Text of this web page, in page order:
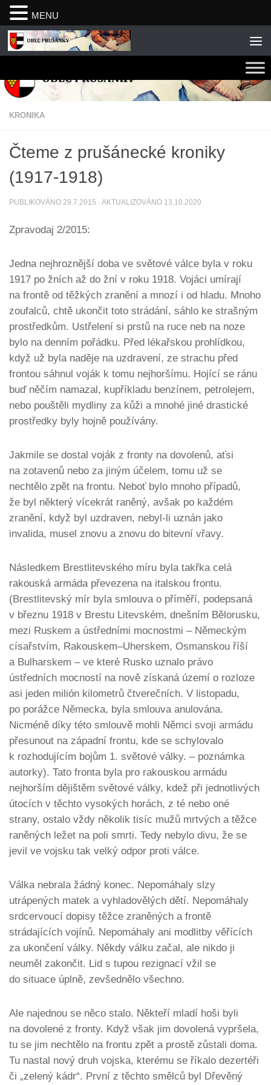
Skip to content
KRONIKA
Čteme z prušánecké kroniky
(1917-1918)
PUBLIKOVÁNO 29.7.2015 · AKTUALIZOVÁNO 13.10.2020
Zpravodaj 2/2015:
Jedna nejhroznější doba ve světové válce byla v roku
1917 po žních až do žní v roku 1918. Vojáci umírají
na frontě od těžkých zranění a mnozí i od hladu. Mnoho
zoufalců, chtě ukončit toto strádání, sáhlo ke strašným
prostředkům. Ustřelení si prstů na ruce neb na noze
bylo na denním pořádku. Před lékařskou prohlídkou,
když už byla naděje na uzdravení, ze strachu před
frontou sáhnul voják k tomu nejhoršímu. Hojící se ránu
buď něčím namazal, kupříkladu benzínem, petrolejem,
nebo pouštěli mydliny za kůži a mnohé jiné drastické
prostředky byly hojně používány.
Jakmile se dostal voják z fronty na dovolenů, aťsi
na zotavenů nebo za jiným účelem, tomu už se
nechtělo zpět na frontu. Neboť bylo mnoho případů,
že byl některý vícekrát raněný, avšak po každém
zranění, když byl uzdraven, nebyl-li uznán jako
invalida, musel znovu a znovu do bitevní vřavy.
Následkem Brestlitevského míru byla takřka celá
rakouská armáda převezena na italskou frontu.
(Brestlitevský mír byla smlouva o příměří, podepsaná
v březnu 1918 v Brestu Litevském, dnešním Bělorusku,
mezi Ruskem a ústředními mocnostmi – Německým
císařstvím, Rakouskem–Uherskem, Osmanskou říší
a Bulharskem – ve které Rusko uznalo právo
ústředních mocností na nově získaná území o rozloze
asi jeden milión kilometrů čtverečních. V listopadu,
po porážce Německa, byla smlouva anulována.
Nicméně díky této smlouvě mohli Němci svoji armádu
přesunout na západní frontu, kde se schylovalo
k rozhodujícím bojům 1. světové války. – poznámka
autorky). Tato fronta byla pro rakouskou armádu
nejhorším dějištěm světové války, kdež při jednotlivých
útocích v těchto vysokých horách, z té nebo oné
strany, ostalo vždy několik tisíc mužů mrtvých a těžce
raněných ležet na poli smrti. Tedy nebylo divu, že se
jevil ve vojsku tak velký odpor proti válce.
Válka nebrala žádný konec. Nepomáhaly slzy
utrápených matek a vyhladovělých dětí. Nepomáhaly
srdcervoucí dopisy těžce zraněných a frontě
strádajících vojínů. Nepomáhaly ani modlitby věřících
za ukončení války. Někdy válku začal, ale nikdo ji
neuměl zakončit. Lid s tupou rezignací vžil se
do situace úplně, zevšednělo všechno.
Ale najednou se něco stalo. Někteří mladí hoši byli
na dovolené z fronty. Když však jim dovolená vypršela,
tu se jim nechtělo na frontu zpět a prostě zůstali doma.
Tu nastal nový druh vojska, kterému se říkalo dezertéři
či „zelený kádr“. První z těchto smělců byl Dřevěný
MENU